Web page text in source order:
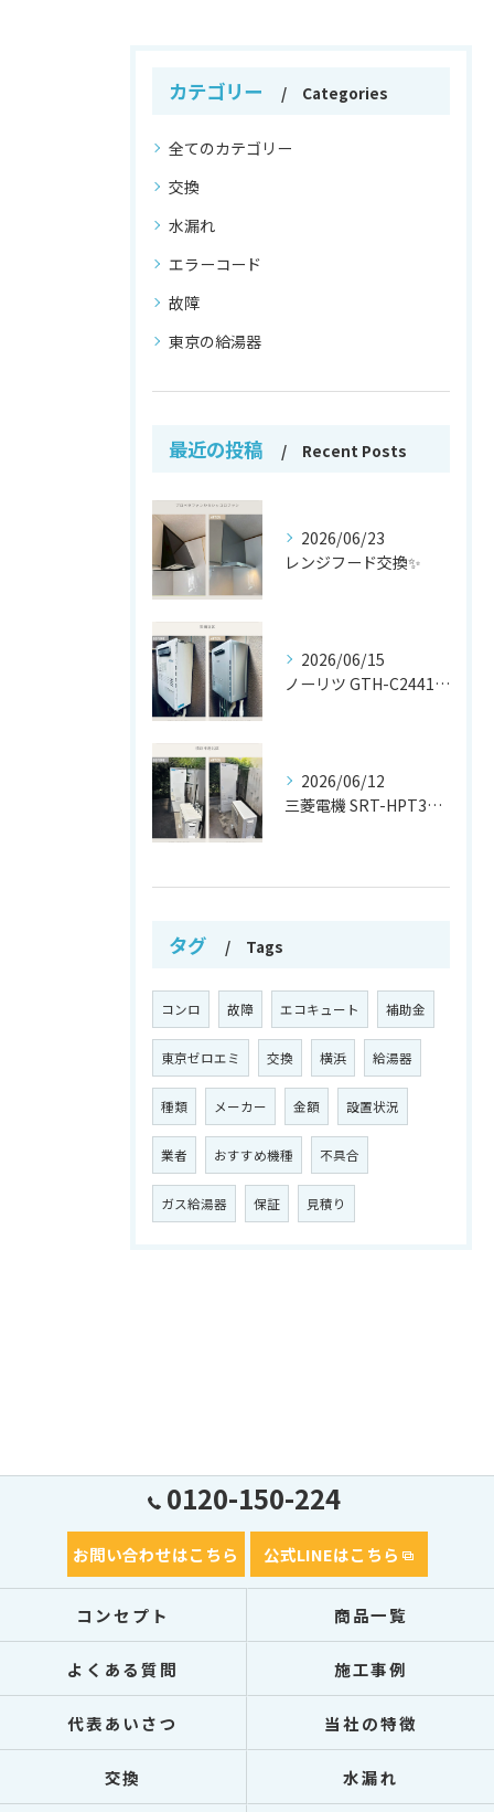
カテゴリー Categories
全てのカテゴリー
交換
水漏れ
エラーコード
故障
東京の給湯器
最近の投稿 Recent Posts
2026/06/23
レンジフード交換✨
2026/06/15
ノーリツ GTH-C2441AWX から
2026/06/12
三菱電機 SRT-HPT37W7 から
タグ Tags
コンロ 故障 エコキュート 補助金
東京ゼロエミ 交換 横浜 給湯器
種類 メーカー 金額 設置状況
業者 おすすめ機種 不具合
ガス給湯器 保証 見積り
0120-150-224
お問い合わせはこちら 公式LINEはこちら
コンセプト 商品一覧
よくある質問 施工事例
代表あいさつ 当社の特徴
交換 水漏れ